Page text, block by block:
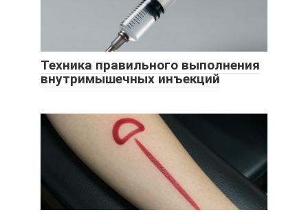
Техника правильного выполнения
внутримышечных инъекций